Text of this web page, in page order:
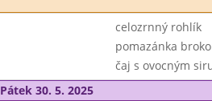
celozrnný rohlík
pomazánka
čaj s ovocným
Pátek 30. 5. 2025